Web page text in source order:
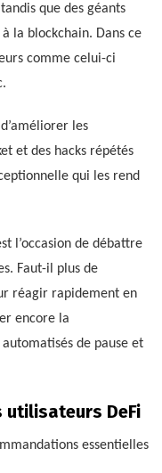
que des géants
la blockchain. Dans ce
comme celui-ci
les
et des hacks répétés
qui les rend
l’occasion de débattre
Faut-il plus de
réagir rapidement en
encore la
de pause et
utilisateurs DeFi
essentielles